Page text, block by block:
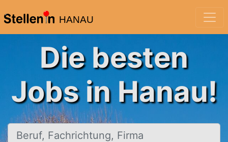
HANAU
Die besten
Jobs in Hanau!
Beruf, Fachrichtung, Firma